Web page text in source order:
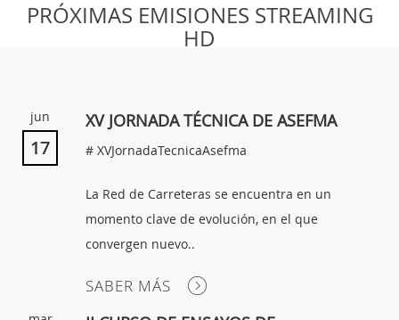
CUENTA
CLUB
AUTORES
PRÓXIMAS EMISIONES STREAMING
HD
jun
17
XV JORNADA TÉCNICA DE ASEFMA
# XVJornadaTecnicaAsefma
La Red de Carreteras se encuentra en un
momento clave de evolución, en el que
convergen nuevo..
SABER MÁS